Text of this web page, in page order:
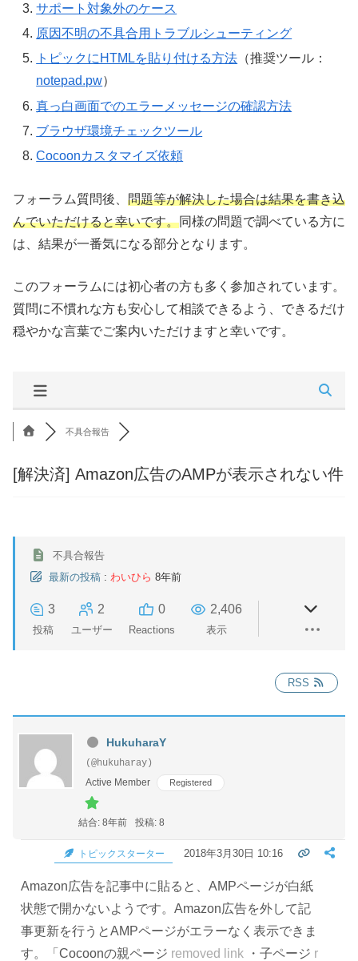
サポート対象外のケース
原因不明の不具合用トラブルシューティング
トピックにHTMLを貼り付ける方法 （推奨ツール：
notepad.pw）
真っ白画面でのエラーメッセージの確認方法
ブラウザ環境チェックツール
Cocoonカスタマイズ依頼
フォーラム質問後、 問題等が解決した場合は結果を書き込
んでいただけると幸いです。同様の問題で調べている方に
は、結果が一番気になる部分となります。
このフォーラムには初心者の方も多く参加されています。
質問に不慣れな方も安心して相談できるよう、できるだけ
穏やかな言葉でご案内いただけますと幸いです。
不具合報告
[解決済] Amazon広告のAMPが表示されない件
不具合報告
最新の投稿 : わいひら 8年前
3
投稿
2
ユーザー
0
Reactions
2,406
表示
RSS
HukuharaY
(@hukuharay)
Active Member
Registered
結合: 8年前 投稿: 8
トピックスターター 2018年3月30日 10:16
Amazon広告を記事中に貼ると、AMPページが白紙
状態で開かないようです。Amazon広告を外して記
事更新を行うとAMPページがエラーなく表示できま
す。「Cocoonの親ページ removed link ・子ページ r